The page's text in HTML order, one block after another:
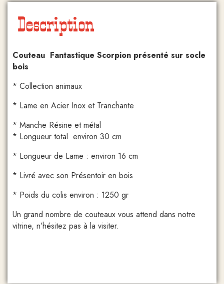
Description
Couteau Fantastique Scorpion présenté sur socle
bois
* Collection animaux
* Lame en Acier Inox et Tranchante
* Manche Résine et métal
* Longueur total environ 30 cm
* Longueur de Lame : environ 16 cm
* Livré avec son Présentoir en bois
* Poids du colis environ : 1250 gr
Un grand nombre de couteaux vous attend dans notre
vitrine, n’hésitez pas à la visiter.